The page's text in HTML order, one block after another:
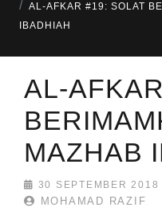
AL-AFKAR #19: SOLAT
IBADHIAH
AL-
MAZHAB
30 SEPTEMBER 2018
MOHAMAD RAZIF